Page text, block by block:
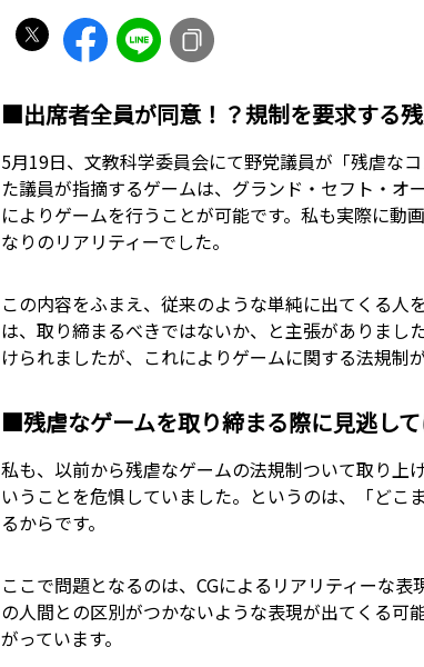
■出席者全員が同意！？規制を要求する
5月19日、文教科学委員会にて野党議員が「残虐な
た議員が指摘するゲームは、グランド・セフト・オ
によりゲームを行うことが可能です。私も実際に動
なりのリアリティーでした。
この内容をふまえ、従来のような単純に出てくる
は、取り締まるべきではないか、と主張がありま
けられましたが、これによりゲームに関する法規制
■残虐なゲームを取り締まる際に見逃し
私も、以前から残虐なゲームの法規制ついて取り上
いうことを危惧していました。というのは、「ど
るからです。
ここで問題となるのは、CGによるリアリティーな
の人間との区別がつかないような表現が出てくる可
がっています。